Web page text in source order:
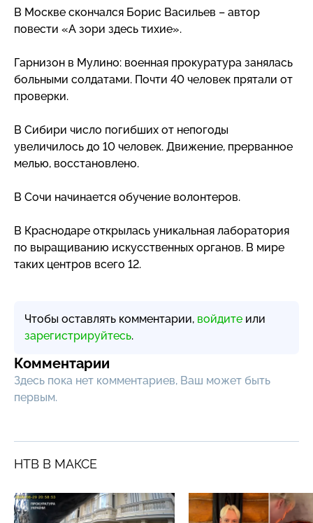
В Москве скончался Борис Васильев – автор
повести «А зори здесь тихие».
Гарнизон в Мулино: военная прокуратура занялась
больными солдатами. Почти 40 человек прятали от
проверки.
В Сибири число погибших от непогоды
увеличилось до 10 человек. Движение, прерванное
мелью, восстановлено.
В Сочи начинается обучение волонтеров.
В Краснодаре открылась уникальная лаборатория
по выращиванию искусственных органов. В мире
таких центров всего 12.
Чтобы оставлять комментарии, войдите или
зарегистрируйтесь.
Комментарии
Здесь пока нет комментариев, Ваш может быть
первым.
НТВ В МАКСЕ